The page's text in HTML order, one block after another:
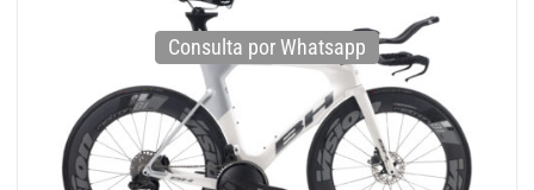
Consulta por Whatsapp